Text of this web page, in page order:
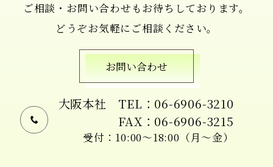
ご相談・お問い合わせもお待ちしております。
どうぞお気軽にご相談ください。
お問い合わせ
大阪本社 TEL：06-6906-3210
FAX：06-6906-3215
受付：10:00〜18:00（月〜金）